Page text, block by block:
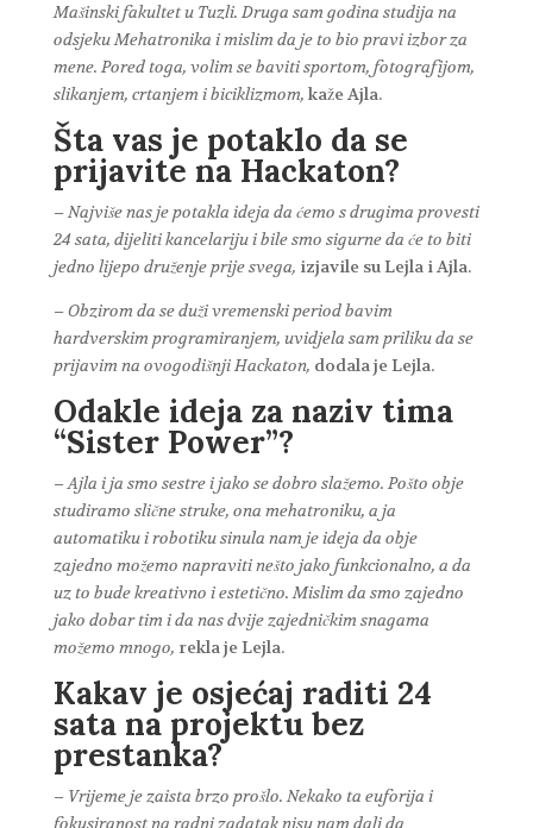
Mašinski fakultet u Tuzli. Druga sam godina studija na
odsjeku Mehatronika i mislim da je to bio pravi izbor za
mene. Pored toga, volim se baviti sportom, fotografijom,
slikanjem, crtanjem i biciklizmom, kaže Ajla.
Šta vas je potaklo da se
prijavite na Hackaton?
– Najviše nas je potakla ideja da ćemo s drugima provesti
24 sata, dijeliti kancelariju i bile smo sigurne da će to biti
jedno lijepo druženje prije svega, izjavile su Lejla i Ajla.
– Obzirom da se duži vremenski period bavim
hardverskim programiranjem, uvidjela sam priliku da se
prijavim na ovogodišnji Hackaton, dodala je Lejla.
Odakle ideja za naziv tima
“Sister Power”?
– Ajla i ja smo sestre i jako se dobro slažemo. Pošto obje
studiramo slične struke, ona mehatroniku, a ja
automatiku i robotiku sinula nam je ideja da obje
zajedno možemo napraviti nešto jako funkcionalno, a da
uz to bude kreativno i estetično. Mislim da smo zajedno
jako dobar tim i da nas dvije zajedničkim snagama
možemo mnogo, rekla je Lejla.
Kakav je osjećaj raditi 24
sata na projektu bez
prestanka?
– Vrijeme je zaista brzo prošlo. Nekako ta euforija i
fokusiranost na radni zadatak nisu nam dali da